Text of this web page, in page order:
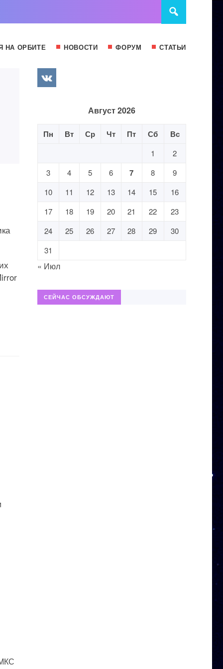
НА ОРБИТЕ НОВОСТИ ФОРУМ СТАТЬИ
Август 2026
Пн Вт Ср Чт Пт Сб Вс
1
2
3
4 5 6 7 8
9
10
11 12 13 14 15
16
17
18 19 20 21 22
23
24
25 26 27 28 29
30
31
« Июл
СЕЙЧАС ОБСУЖДАЮТ